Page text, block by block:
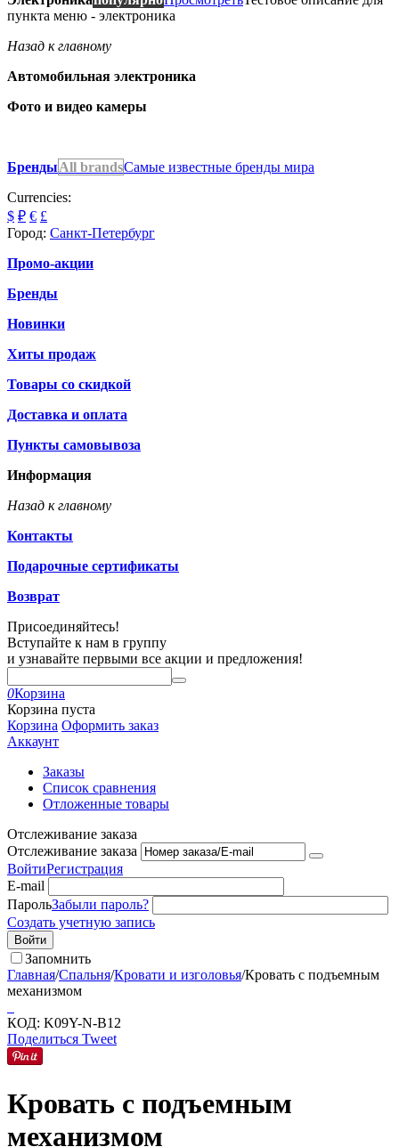
пункта меню - электроника
Назад к главному
Автомобильная электроника
Фото и видео камеры
БрендыAll brandsСамые известные бренды мира
Currencies:
$ ₽ € £
Город: Санкт-Петербург
Промо-акции
Бренды
Новинки
Хиты продаж
Товары со скидкой
Доставка и оплата
Пункты самовывоза
Информация
Назад к главному
Контакты
Подарочные сертификаты
Возврат
Присоединяйтесь!
Вступайте к нам в группу
и узнавайте первыми все акции и предложения!
0Корзина
Корзина пуста
Корзина Оформить заказ
Аккаунт
Заказы
Список сравнения
Отложенные товары
Отслеживание заказа
Отслеживание заказа
ВойтиРегистрация
E-mail
ПарольЗабыли пароль?
Создать учетную запись
Войти
Запомнить
Главная/Спальня/Кровати и изголовья/Кровать с подъемным
механизмом
КОД: K09Y-N-B12
Поделиться Tweet
Кровать с подъемным
механизмом